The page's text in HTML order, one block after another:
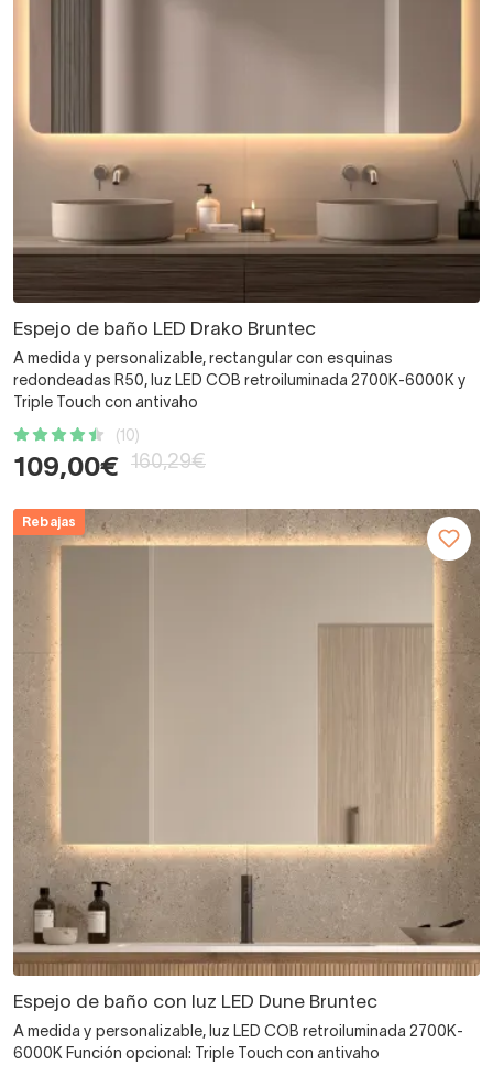
Espejo de baño LED Drako Bruntec
A medida y personalizable, rectangular con esquinas
redondeadas R50, luz LED COB retroiluminada 2700K-6000K y
Triple Touch con antivaho
(10)
109,00€ 160,29€
Rebajas
Espejo de baño con luz LED Dune Bruntec
A medida y personalizable, luz LED COB retroiluminada 2700K-
6000K Función opcional: Triple Touch con antivaho